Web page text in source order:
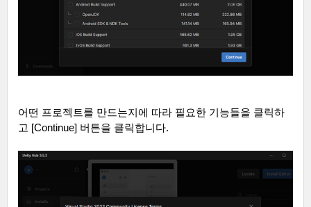
어떤 프로젝트를 만드는지에 따라 필요한 기능들을 클릭하
고 [Continue] 버튼을 클릭합니다.